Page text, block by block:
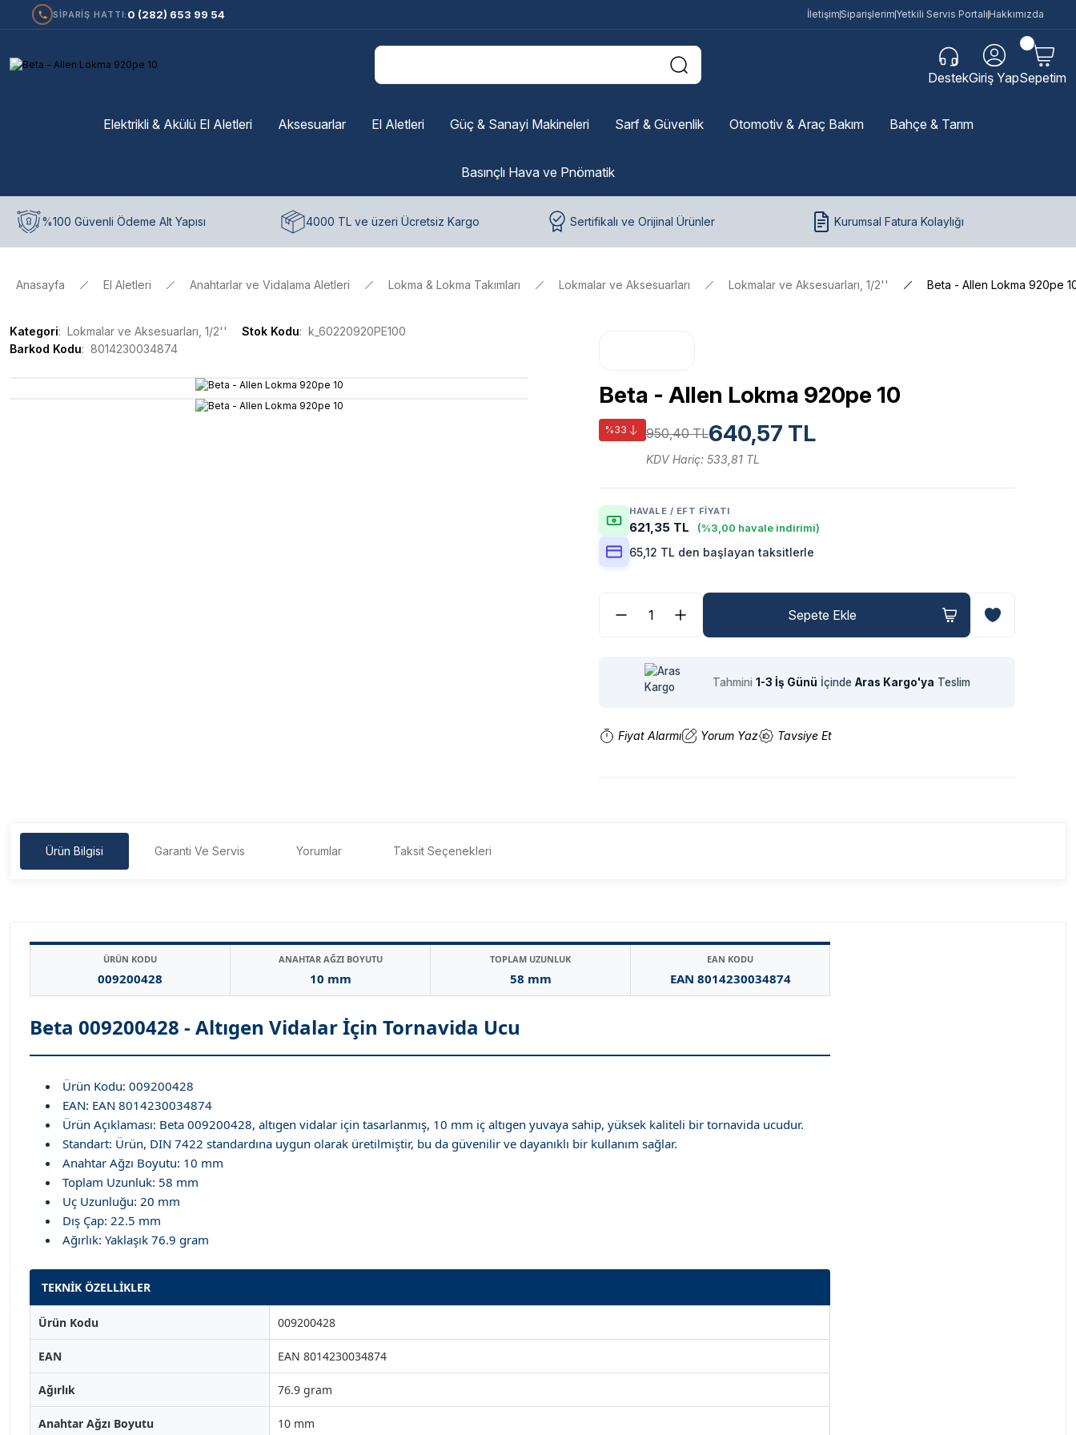
SİPARİŞ HATTI: 0 (282) 653 99 54 İletişimSiparişlerim Yetkili Servis Portalı Hakkımızda
DestekGiriş YapSepetim
Elektrikli & Akülü El Aletleri Aksesuarlar El Aletleri Güç & Sanayi Makineleri Sarf & Güvenlik Otomotiv & Araç Bakım Bahçe & Tarım
Basınçlı Hava ve Pnömatik
%100 Güvenli Ödeme Alt Yapısı 4000 TL ve üzeri Ücretsiz Kargo Sertifikalı ve Orijinal Ürünler Kurumsal Fatura Kolaylığı
Anasayfa El Aletleri Anahtarlar ve Vidalama Aletleri Lokma & Lokma Takımları Lokmalar ve Aksesuarları Lokmalar ve Aksesuarları, 1/2'' Beta - Allen Lokma 920pe
Kategori Lokmalar ve Aksesuarları, 1/2'' Stok Kodu
k_60220920PE100
Barkod Kodu
8014230034874
Beta - Allen Lokma 920pe 10
%33 950,40 TL640,57 TL
KDV Hariç: 533,81 TL
HAVALE / EFT FIYATI
621,35 TL (%3,00 havale indirimi)
65,12 TL den başlayan taksitlerle
Sepete Ekle
Tahmini 1-3 İş Günü İçinde Aras Kargo'ya Teslim
Fiyat Alarmı Yorum Yaz Tavsiye Et
Ürün Bilgisi Garanti Ve Servis Yorumlar Taksit Seçenekleri
ÜRÜN KODU
009200428
ANAHTAR AĞZI BOYUTU
10 mm
TOPLAM UZUNLUK
58 mm
EAN KODU
EAN 8014230034874
Beta 009200428 - Altıgen Vidalar İçin Tornavida Ucu
Ürün Kodu: 009200428
EAN: EAN 8014230034874
Ürün Açıklaması: Beta 009200428, altıgen vidalar için tasarlanmış, 10 mm iç altıgen yuvaya sahip, yüksek kaliteli bir tornavida ucudur.
Standart: Ürün, DIN 7422 standardına uygun olarak üretilmiştir, bu da güvenilir ve dayanıklı bir kullanım sağlar.
Anahtar Ağzı Boyutu: 10 mm
Toplam Uzunluk: 58 mm
Uç Uzunluğu: 20 mm
Dış Çap: 22.5 mm
Ağırlık: Yaklaşık 76.9 gram
TEKNİK ÖZELLİKLER
Ürün Kodu 009200428
EAN EAN 8014230034874
Ağırlık 76.9 gram
Anahtar Ağzı Boyutu 10 mm